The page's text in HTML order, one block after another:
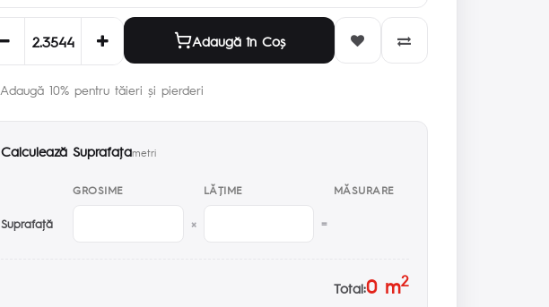
Adaugă în Coş
Adaugă 10% pentru tăieri și pierderi
Calculează Suprafaţametri
GROSIME LĂŢIME MĂSURARE
Suprafaţă × =
Total:0m2